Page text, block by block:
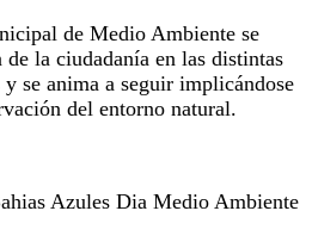
de Medio Ambiente se
la ciudadanía en las distintas
se anima a seguir implicándose
del entorno natural.